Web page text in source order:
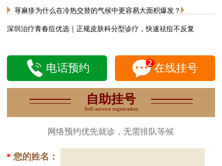
荨麻疹为什么在冷热交替的气候中更容易大面积爆发？
深圳治疗青春痘优选｜正规皮肤科分型诊疗，快速祛痘不反复
电话预约 在线挂号
自助挂号
Self-service registration
网络预约优先就诊，无需排队等候
*您的姓名：